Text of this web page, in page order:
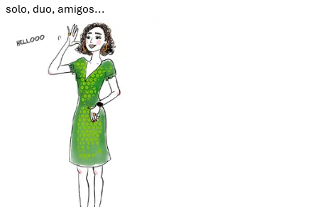
solo, duo, amigos...